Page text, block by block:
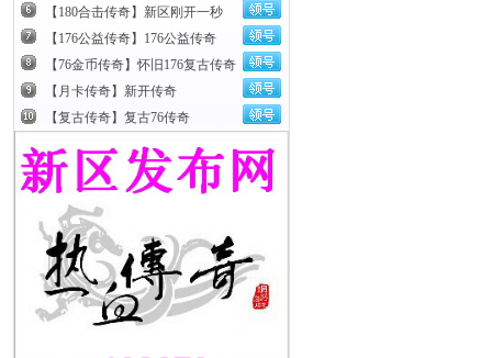
【180合击传奇】新区刚开一秒
【176公益传奇】176公益传奇
【76金币传奇】怀旧176复古传奇
【月卡传奇】新开传奇
【复古传奇】复古76传奇